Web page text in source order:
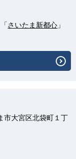
「さいたま新都心 」
市大宮区北袋町１丁